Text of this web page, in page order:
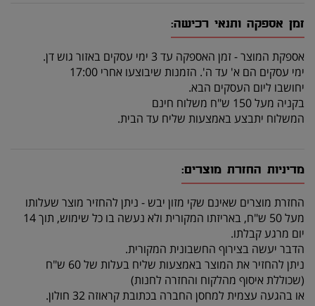
זמן אספקה ותנאי רכישה:
אספקת המוצר - זמן האספקה עד 3 ימי עסקים באזור גוש דן.
ימי עסקים הם א' עד ה'. הזמנות שיבוצעו אחרי 17:00
יחושבו ליום העסקים הבא.
בקניה מעל 150 ש"ח משלוח חינם
המשלוח יתבצע באמצעות שליח עד הבית.
מדיניות החזרת מוצרים:
החזרת מוצרים שאינם שקי מזון יבש - ניתן להחזיר מוצר שעלותו
מעל 50 ש"ח, באריזתו המקורית ולא נעשה בו כל שימוש, תוך 14
יום מרגע קבלתו.
הדבר יעשה בצירוף החשבונית המקורית.
ניתן להחזיר את המוצר באמצעות שליח בעלות של 60 ש"ח
(שכוללת איסוף מהלקוח והחזרה לחנות)
או בהגעה עצמית למחסן החברה בכתובת קראוזה 32 חולון.